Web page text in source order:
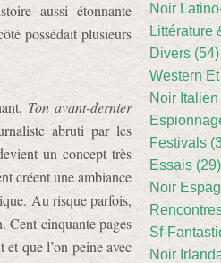
aussi étonnante
possédait plusieurs
Ton avant-dernier
abruti par les
un concept très
créent une ambiance
Au risque parfois,
Cent cinquante pages
et que l’on peine avec
Noir
Littérature
Divers (54)
Western
Noir
Festivals
Essais (29)
Noir
Sf-
Noir